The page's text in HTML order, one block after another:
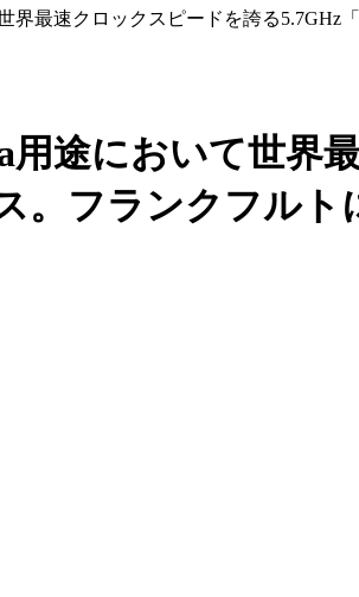
界最速クロックスピードを誇る
用途において世界
。フランクフルト